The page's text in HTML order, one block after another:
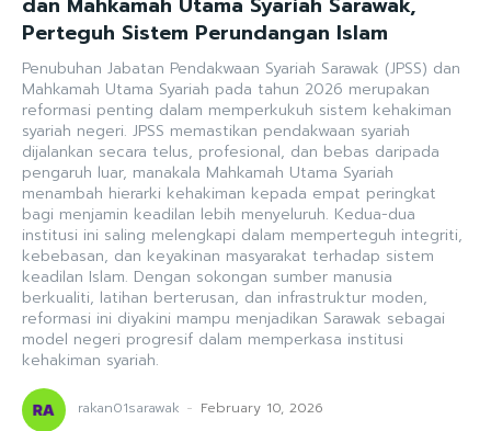
Perteguh Sistem Perundangan Islam
Penubuhan Jabatan Pendakwaan Syariah Sarawak (JPSS) dan
Mahkamah Utama Syariah pada tahun 2026 merupakan
reformasi penting dalam memperkukuh sistem kehakiman
syariah negeri. JPSS memastikan pendakwaan syariah
dijalankan secara telus, profesional, dan bebas daripada
pengaruh luar, manakala Mahkamah Utama Syariah
menambah hierarki kehakiman kepada empat peringkat
bagi menjamin keadilan lebih menyeluruh. Kedua-dua
institusi ini saling melengkapi dalam memperteguh integriti,
kebebasan, dan keyakinan masyarakat terhadap sistem
keadilan Islam. Dengan sokongan sumber manusia
berkualiti, latihan berterusan, dan infrastruktur moden,
reformasi ini diyakini mampu menjadikan Sarawak sebagai
model negeri progresif dalam memperkasa institusi
kehakiman syariah.
rakan01sarawak - February 10, 2026